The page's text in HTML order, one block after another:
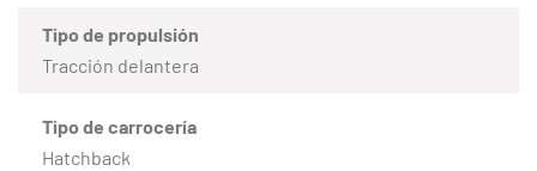
Tipo de propulsión
Tracción delantera
Tipo de carrocería
Hatchback